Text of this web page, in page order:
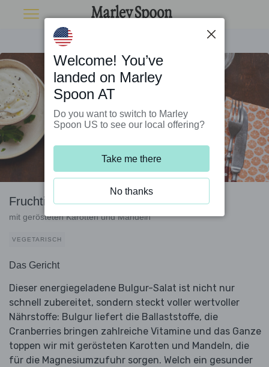
Fruchtiger Bulgur-Salat
mit gerösteten Karotten und Mandeln
VEGETARISCH
Das Gericht
Dieser energiegeladene Bulgur-Salat ist nicht nur
schnell zubereitet, sondern steckt voller wertvoller
Nährstoffe: Bulgur liefert die Ballaststoffe, die
Cranberries bringen zahlreiche Vitamine und das Ganze
toppen wir mit gerösteten Karotten und Mandeln, die
für die Magnesiumzufuhr sorgen. Welch ein gesunder
Welcome! You’ve
landed on Marley
Spoon AT
Do you want to switch to Marley
Spoon US to see our local offering?
Take me there
No thanks